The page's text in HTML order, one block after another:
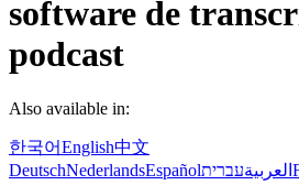
software de
podcast
Also available in:
한국어English中文
DeutschNederlandsEspañol العربيةעברית